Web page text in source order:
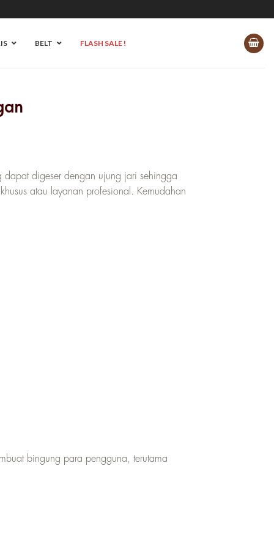
BELT FLASH SALE !
digeser dengan ujung jari sehingga
atau layanan profesional. Kemudahan
bingung para pengguna, terutama